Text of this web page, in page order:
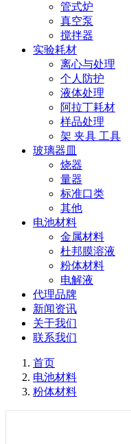
管式炉
真空泵
搅拌器
实验耗材
离心与处理
个人防护
液体处理
阿拉丁耗材
样品处理
架 夹具 工具
玻璃器皿
烧器
量器
标准口类
其他
电池材料
金属材料
杜邦膜溶液
粉体材料
电解液
代理品牌
新闻资讯
关于我们
联系我们
首页
电池材料
粉体材料